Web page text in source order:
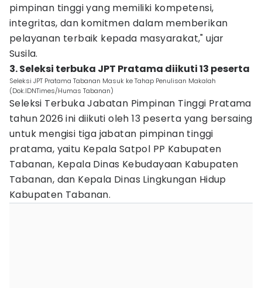
pimpinan tinggi yang memiliki kompetensi,
integritas, dan komitmen dalam memberikan
pelayanan terbaik kepada masyarakat," ujar
Susila.
3. Seleksi terbuka JPT Pratama diikuti 13 peserta
Seleksi JPT Pratama Tabanan Masuk ke Tahap Penulisan Makalah
(Dok.IDNTimes/Humas Tabanan)
Seleksi Terbuka Jabatan Pimpinan Tinggi Pratama
tahun 2026 ini diikuti oleh 13 peserta yang bersaing
untuk mengisi tiga jabatan pimpinan tinggi
pratama, yaitu Kepala Satpol PP Kabupaten
Tabanan, Kepala Dinas Kebudayaan Kabupaten
Tabanan, dan Kepala Dinas Lingkungan Hidup
Kabupaten Tabanan.